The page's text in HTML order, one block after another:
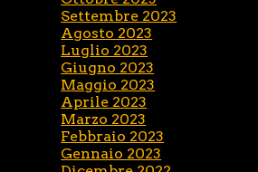
Settembre 2023
Agosto 2023
Luglio 2023
Giugno 2023
Maggio 2023
Aprile 2023
Marzo 2023
Febbraio 2023
Gennaio 2023